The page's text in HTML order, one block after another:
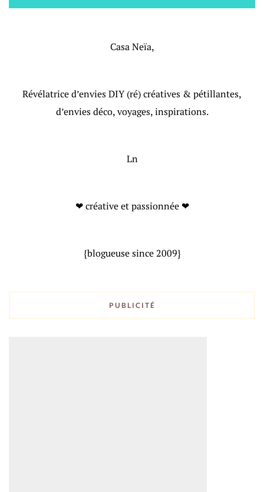
Casa Neïa,
Révélatrice d’envies DIY (ré) créatives & pétillantes,
d’envies déco, voyages, inspirations.
Ln
❤ créative et passionnée ❤
{blogueuse since 2009}
PUBLICITÉ